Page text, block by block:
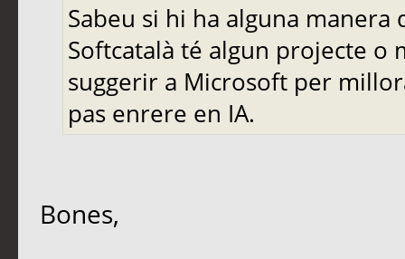
Sabeu si hi ha alguna
Softcatalà té algun projecte o
suggerir a Microsoft per
pas enrere en IA.
Bones,